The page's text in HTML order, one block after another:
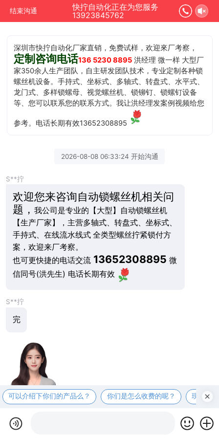
结束沟通
快拧自动化正在为您服务
13923845762
深圳市快拧自动化厂家直销，免费试样，欢迎來厂考察，
定制咨询电话136 5230 8895 洪经理 微一样 大型厂
家350余人生产团队，自主研发团队技术，专业定制各种锁
螺丝机设备。手持式、坐标式、多轴式、转盘式、水平式、
龙门式、多样锁螺母、视觉螺丝机、锁铆钉、锁螺钉设备
等、您可以联系您的联系方式。我让洪经理发案例视频给您
参考。电话长期有效13652308895
2026-08-08 06:33:24 开始沟通
S**拧
欢迎您来咨询自动锁螺丝机相关问
题， 我公司是专业的【大型】自动锁螺丝机
【生产厂家】，主营多轴式、转盘式、坐标式、
手持式、在线流水线式 全类型螺丝拧紧锁付方
案，欢迎来厂考察。
也可更快捷的电话交流 13652308895 微
信同号(洪先生) 电话长期有效
S**拧
完
可以介绍下你们的产品么？ 你们是怎么收费的呢？ 现在有